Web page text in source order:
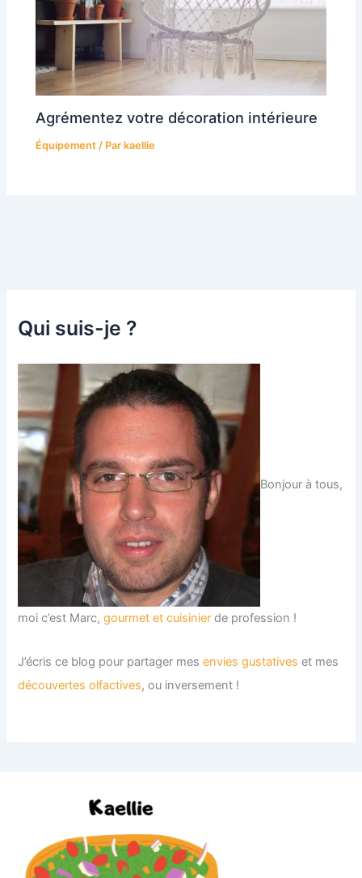
Agrémentez votre décoration intérieure
Équipement / Parkaellie
Qui suis-je ?
Bonjour à tous,
moi c’est Marc,gourmet et cuisinier de profession !
J’écris ce blog pour partager mesenvies gustatives et mes
découvertes olfactives, ou inversement !